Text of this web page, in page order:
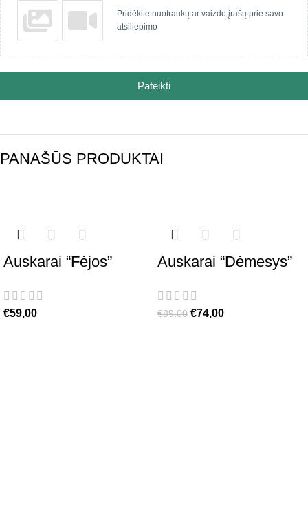
Pridėkite nuotraukų ar vaizdo įrašų prie savo
atsiliepimo
Pateikti
PANAŠŪS PRODUKTAI
Auskarai “Fėjos”
€59,00
Auskarai “Dėmesys”
€89,00 €74,00